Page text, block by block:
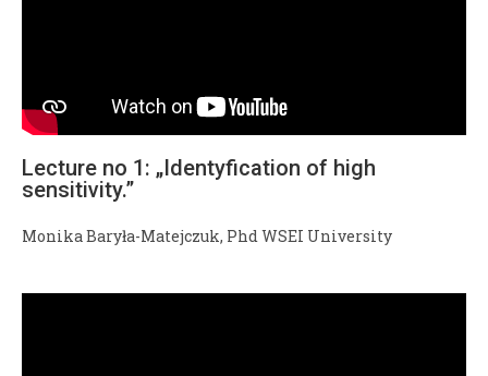
Lecture no 1: „Identyfication of high
sensitivity.”
Monika Baryła-Matejczuk, Phd WSEI University